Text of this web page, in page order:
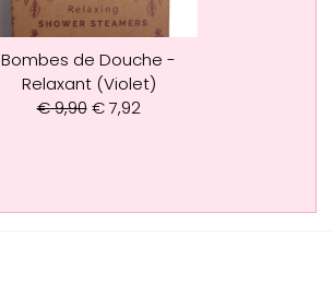
Bombes de Douche -
Relaxant (Violet)
€9,90 €7,92